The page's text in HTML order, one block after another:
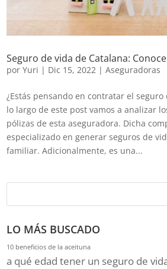
Seguro de vida de Catalana:
porYuri | Dic 15, 2022 |Aseguradoras
¿Estás pensando en contratar el seguro
lo largo de este post vamos a analizar
pólizas de esta aseguradora. Dicha
especializado en generar seguros de
familiar. Adicionalmente, es una...
LO MÁS BUSCADO
10 beneficios de la aceituna
a qué edad tener un seguro de